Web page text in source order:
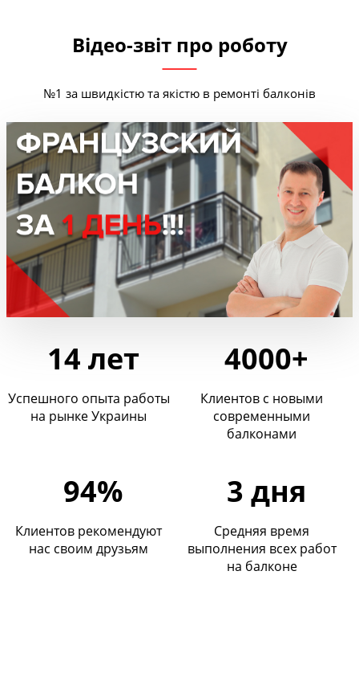
Відео-звіт про роботу
№1 за швидкістю та якістю в ремонті балконів
14 лет
Успешного опыта работы
на рынке Украины
4000+
Клиентов с новыми
современными
балконами
94%
Клиентов рекомендуют
нас своим друзьям
3 дня
Средняя время
выполнения всех работ
на балконе